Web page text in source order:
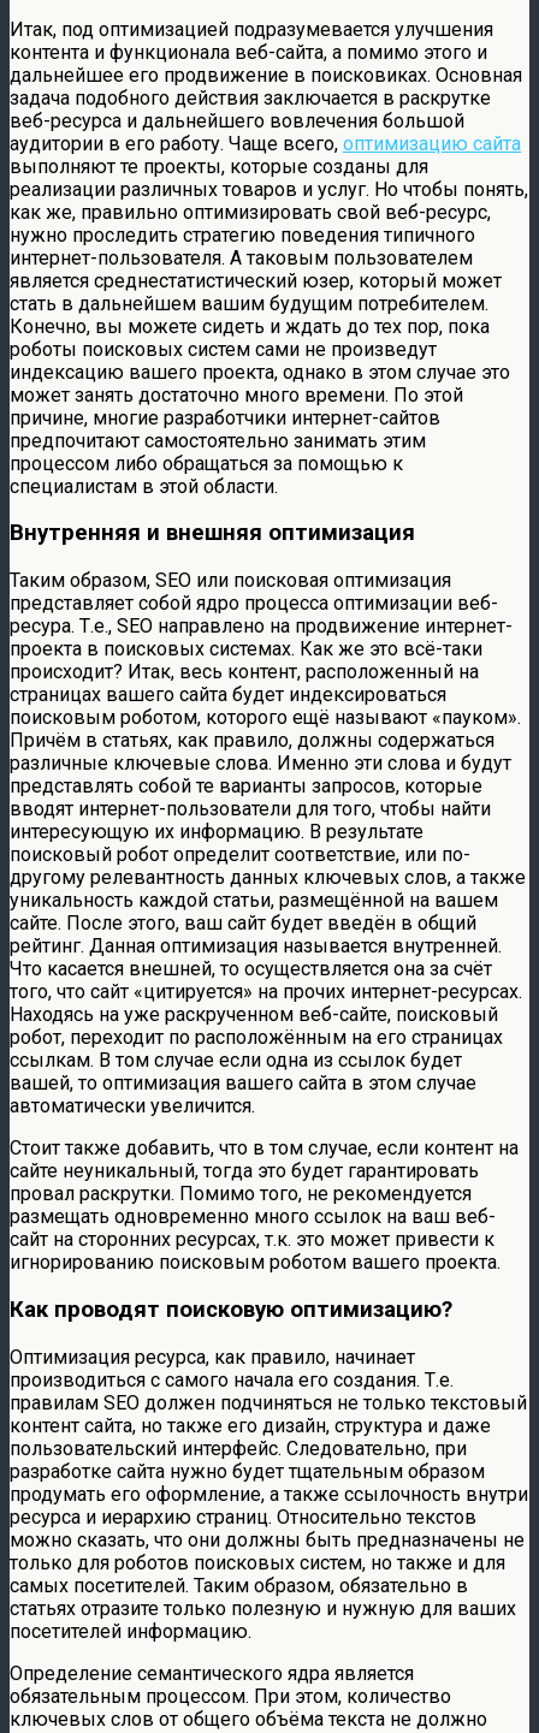
Итак, под оптимизацией подразумевается улучшения
контента и функционала веб-сайта, а помимо этого и
дальнейшее его продвижение в поисковиках. Основная
задача подобного действия заключается в раскрутке
веб-ресурса и дальнейшего вовлечения большой
аудитории в его работу. Чаще всего, оптимизацию сайта
выполняют те проекты, которые созданы для
реализации различных товаров и услуг. Но чтобы понять,
как же, правильно оптимизировать свой веб-ресурс,
нужно проследить стратегию поведения типичного
интернет-пользователя. А таковым пользователем
является среднестатистический юзер, который может
стать в дальнейшем вашим будущим потребителем.
Конечно, вы можете сидеть и ждать до тех пор, пока
роботы поисковых систем сами не произведут
индексацию вашего проекта, однако в этом случае это
может занять достаточно много времени. По этой
причине, многие разработчики интернет-сайтов
предпочитают самостоятельно занимать этим
процессом либо обращаться за помощью к
специалистам в этой области.
Внутренняя и внешняя оптимизация
Таким образом, SEO или поисковая оптимизация
представляет собой ядро процесса оптимизации веб-
ресура. Т.е., SEO направлено на продвижение интернет-
проекта в поисковых системах. Как же это всё-таки
происходит? Итак, весь контент, расположенный на
страницах вашего сайта будет индексироваться
поисковым роботом, которого ещё называют «пауком».
Причём в статьях, как правило, должны содержаться
различные ключевые слова. Именно эти слова и будут
представлять собой те варианты запросов, которые
вводят интернет-пользователи для того, чтобы найти
интересующую их информацию. В результате
поисковый робот определит соответствие, или по-
другому релевантность данных ключевых слов, а также
уникальность каждой статьи, размещённой на вашем
сайте. После этого, ваш сайт будет введён в общий
рейтинг. Данная оптимизация называется внутренней.
Что касается внешней, то осуществляется она за счёт
того, что сайт «цитируется» на прочих интернет-ресурсах.
Находясь на уже раскрученном веб-сайте, поисковый
робот, переходит по расположённым на его страницах
ссылкам. В том случае если одна из ссылок будет
вашей, то оптимизация вашего сайта в этом случае
автоматически увеличится.
Стоит также добавить, что в том случае, если контент на
сайте неуникальный, тогда это будет гарантировать
провал раскрутки. Помимо того, не рекомендуется
размещать одновременно много ссылок на ваш веб-
сайт на сторонних ресурсах, т.к. это может привести к
игнорированию поисковым роботом вашего проекта.
Как проводят поисковую оптимизацию?
Оптимизация ресурса, как правило, начинает
производиться с самого начала его создания. Т.е.
правилам SEO должен подчиняться не только текстовый
контент сайта, но также его дизайн, структура и даже
пользовательский интерфейс. Следовательно, при
разработке сайта нужно будет тщательным образом
продумать его оформление, а также ссылочность внутри
ресурса и иерархию страниц. Относительно текстов
можно сказать, что они должны быть предназначены не
только для роботов поисковых систем, но также и для
самых посетителей. Таким образом, обязательно в
статьях отразите только полезную и нужную для ваших
посетителей информацию.
Определение семантического ядра является
обязательным процессом. При этом, количество
ключевых слов от общего объёма текста не должно